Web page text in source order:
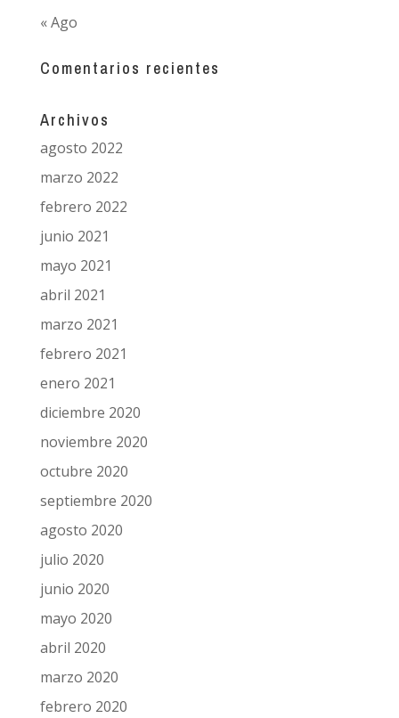
« Ago
Comentarios recientes
Archivos
agosto 2022
marzo 2022
febrero 2022
junio 2021
mayo 2021
abril 2021
marzo 2021
febrero 2021
enero 2021
diciembre 2020
noviembre 2020
octubre 2020
septiembre 2020
agosto 2020
julio 2020
junio 2020
mayo 2020
abril 2020
marzo 2020
febrero 2020